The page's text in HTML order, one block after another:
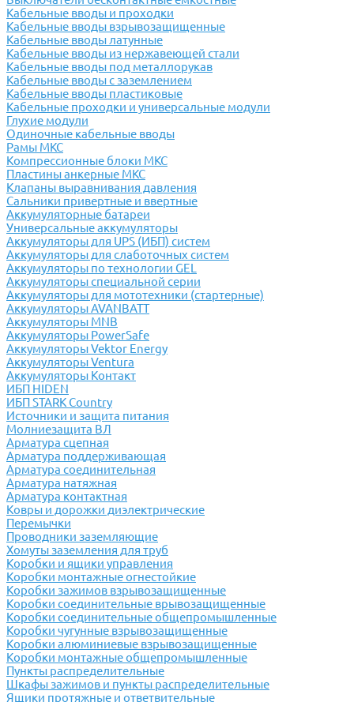
Кабельные вводы и проходки
Кабельные вводы взрывозащищенные
Кабельные вводы латунные
Кабельные вводы из нержавеющей стали
Кабельные вводы под металлорукав
Кабельные вводы с заземлением
Кабельные вводы пластиковые
Кабельные проходки и универсальные модули
Глухие модули
Одиночные кабельные вводы
Рамы МКС
Компрессионные блоки МКС
Пластины анкерные МКС
Клапаны выравнивания давления
Сальники привертные и ввертные
Аккумуляторные батареи
Универсальные аккумуляторы
Аккумуляторы для UPS (ИБП) систем
Аккумуляторы для слаботочных систем
Аккумуляторы по технологии GEL
Аккумуляторы специальной серии
Аккумуляторы для мототехники (стартерные)
Аккумуляторы AVANBATT
Аккумуляторы MNB
Аккумуляторы PowerSafe
Аккумуляторы Vektor Energy
Аккумуляторы Ventura
Аккумуляторы Контакт
ИБП HIDEN
ИБП STARK Country
Источники и защита питания
Молниезащита ВЛ
Арматура сцепная
Арматура поддерживающая
Арматура соединительная
Арматура натяжная
Арматура контактная
Ковры и дорожки диэлектрические
Перемычки
Проводники заземляющие
Хомуты заземления для труб
Коробки и ящики управления
Коробки монтажные огнестойкие
Коробки зажимов взрывозащищенные
Коробки соединительные врывозащищенные
Коробки соединительные общепромышленные
Коробки чугунные взрывозащищенные
Коробки алюминиевые взрывозащищенные
Коробки монтажные общепромышленные
Пункты распределительные
Шкафы зажимов и пункты распределительные
Ящики протяжные и ответвительные